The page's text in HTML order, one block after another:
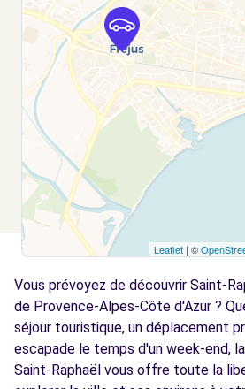
Leaflet | ©
Vous prévoyez de découvrir Saint-
de Provence-Alpes-Côte d'Azur ?
séjour touristique, un déplacement
escapade le temps d'un week-end,
Saint-Raphaël vous offre toute la